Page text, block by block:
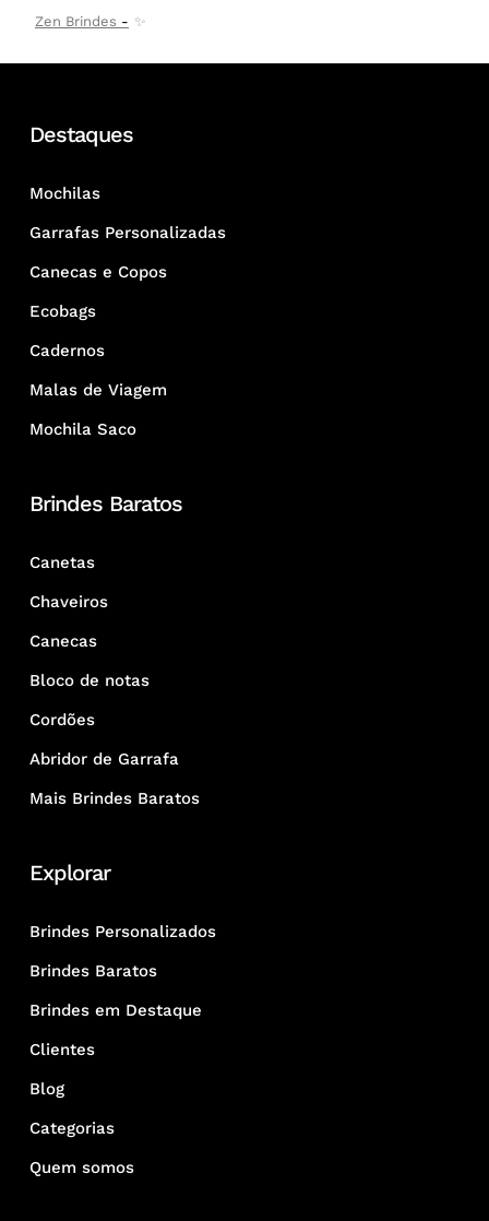
Zen Brindes
✨
Destaques
Mochilas
Garrafas Personalizadas
Canecas e Copos
Ecobags
Cadernos
Malas de Viagem
Mochila Saco
Brindes Baratos
Canetas
Chaveiros
Canecas
Bloco de notas
Cordões
Abridor de Garrafa
Mais Brindes Baratos
Explorar
Brindes Personalizados
Brindes Baratos
Brindes em Destaque
Clientes
Blog
Categorias
Quem somos